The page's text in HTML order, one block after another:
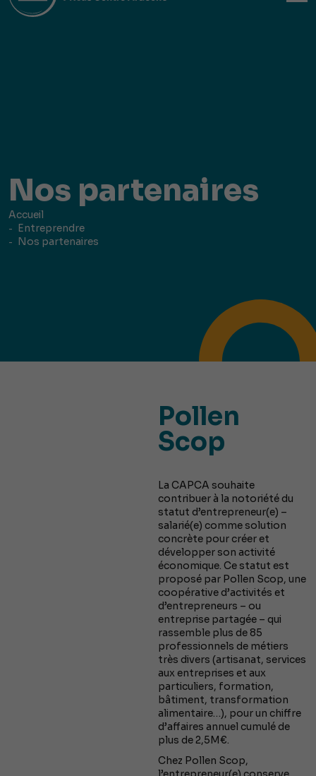
Nos partenaires
Accueil
Entreprendre
Nos partenaires
Pollen
Scop
La CAPCA souhaite
contribuer à la notoriété du
statut d’entrepreneur(e) –
salarié(e) comme solution
concrète pour créer et
développer son activité
économique. Ce statut est
proposé par Pollen Scop, une
coopérative d’activités et
d’entrepreneurs – ou
entreprise partagée – qui
rassemble plus de 85
professionnels de métiers
très divers (artisanat, services
aux entreprises et aux
particuliers, formation,
bâtiment, transformation
alimentaire…), pour un chiffre
d’affaires annuel cumulé de
plus de 2,5M€.
Chez Pollen Scop,